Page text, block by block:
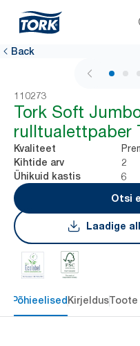
Back
110273
Tork Soft
rulltualettpaber
Kvaliteet
Kihtide arv 2
Ühikuid kastis
6
Otsi
Laadige
Põhieelised KirjeldusToote